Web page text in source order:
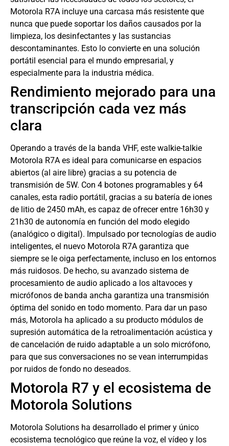
Motorola R7A incluye una carcasa más resistente que
nunca que puede soportar los daños causados por la
limpieza, los desinfectantes y las sustancias
descontaminantes. Esto lo convierte en una solución
portátil esencial para el mundo empresarial, y
especialmente para la industria médica.
Rendimiento mejorado para una
transcripción cada vez más
clara
Operando a través de la banda VHF, este walkie-talkie
Motorola R7A es ideal para comunicarse en espacios
abiertos (al aire libre) gracias a su potencia de
transmisión de 5W. Con 4 botones programables y 64
canales, esta radio portátil, gracias a su batería de iones
de litio de 2450 mAh, es capaz de ofrecer entre 16h30 y
21h30 de autonomía en función del modo elegido
(analógico o digital). Impulsado por tecnologías de audio
inteligentes, el nuevo Motorola R7A garantiza que
siempre se le oiga perfectamente, incluso en los entornos
más ruidosos. De hecho, su avanzado sistema de
procesamiento de audio aplicado a los altavoces y
micrófonos de banda ancha garantiza una transmisión
óptima del sonido en todo momento. Para dar un paso
más, Motorola ha aplicado a su producto módulos de
supresión automática de la retroalimentación acústica y
de cancelación de ruido adaptable a un solo micrófono,
para que sus conversaciones no se vean interrumpidas
por ruidos de fondo no deseados.
Motorola R7 y el ecosistema de
Motorola Solutions
Motorola Solutions ha desarrollado el primer y único
ecosistema tecnológico que reúne la voz, el vídeo y los